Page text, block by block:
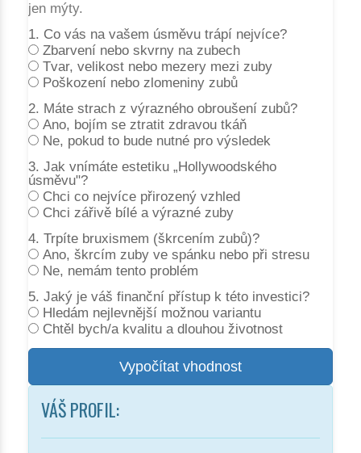
jen mýty.
1. Co vás na vašem úsměvu trápí nejvíce?
Zbarvení nebo skvrny na zubech
Tvar, velikost nebo mezery mezi zuby
Poškození nebo zlomeniny zubů
2. Máte strach z výrazného obroušení zubů?
Ano, bojím se ztratit zdravou tkáň
Ne, pokud to bude nutné pro výsledek
3. Jak vnímáte estetiku „Hollywoodského
úsměvu"?
Chci co nejvíce přirozený vzhled
Chci zářivě bílé a výrazné zuby
4. Trpíte bruxismem (škrcením zubů)?
Ano, škrcím zuby ve spánku nebo při stresu
Ne, nemám tento problém
5. Jaký je váš finanční přístup k této investici?
Hledám nejlevnější možnou variantu
Chtěl bych/a kvalitu a dlouhou životnost
Vypočítat vhodnost
VÁŠ PROFIL: